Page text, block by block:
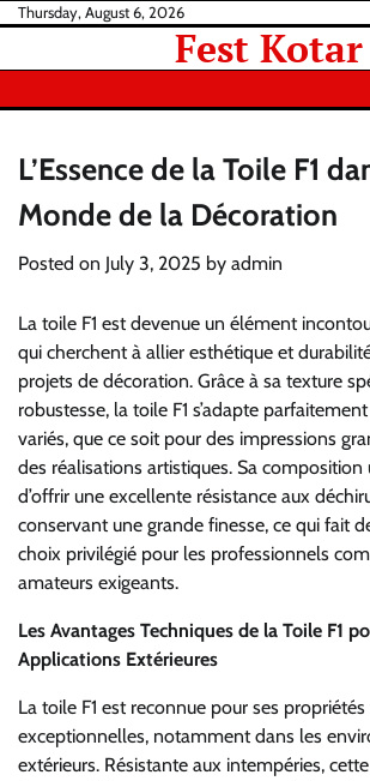
Skip
content
Thursday, August 6, 2026
Fest Kotar
L’Essence de la Toile F1
Monde de la Décoration
Posted on July 3, 2025 by admin
La toile F1 est devenue un élément
qui cherchent à allier esthétique et
projets de décoration. Grâce à sa texture
robustesse, la toile F1 s’adapte
variés, que ce soit pour des impressions
des réalisations artistiques. Sa
d’offrir une excellente résistance aux
conservant une grande finesse, ce qui fait
choix privilégié pour les professionnels
amateurs exigeants.
Les Avantages Techniques de la Toile F1
Applications Extérieures
La toile F1 est reconnue pour ses
exceptionnelles, notamment dans les
extérieurs. Résistante aux intempéries,